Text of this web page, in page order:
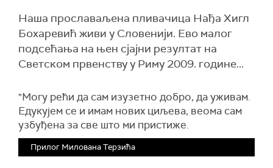
Наша прославаљена пливачица Нађа Хигл
Бохаревић живи у Словенији. Ево малог
подсећања на њен сјајни резултат на
Светском првенству у Риму 2009. године...
"Могу рећи да сам изузетно добро, да уживам.
Едукујем се и имам нових циљева, веома сам
узбуђена за све што ми пристиже.
Прилог Милована Терзића